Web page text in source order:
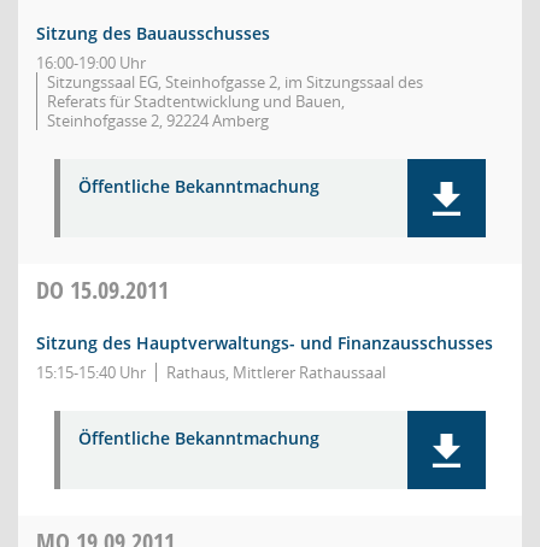
Sitzung des Bauausschusses
16:00-19:00 Uhr
Sitzungssaal EG, Steinhofgasse 2, im Sitzungssaal des
Referats für Stadtentwicklung und Bauen,
Steinhofgasse 2, 92224 Amberg
Öffentliche Bekanntmachung
DO 15.09.2011
Sitzung des Hauptverwaltungs- und Finanzausschusses
15:15-15:40 Uhr Rathaus, Mittlerer Rathaussaal
Öffentliche Bekanntmachung